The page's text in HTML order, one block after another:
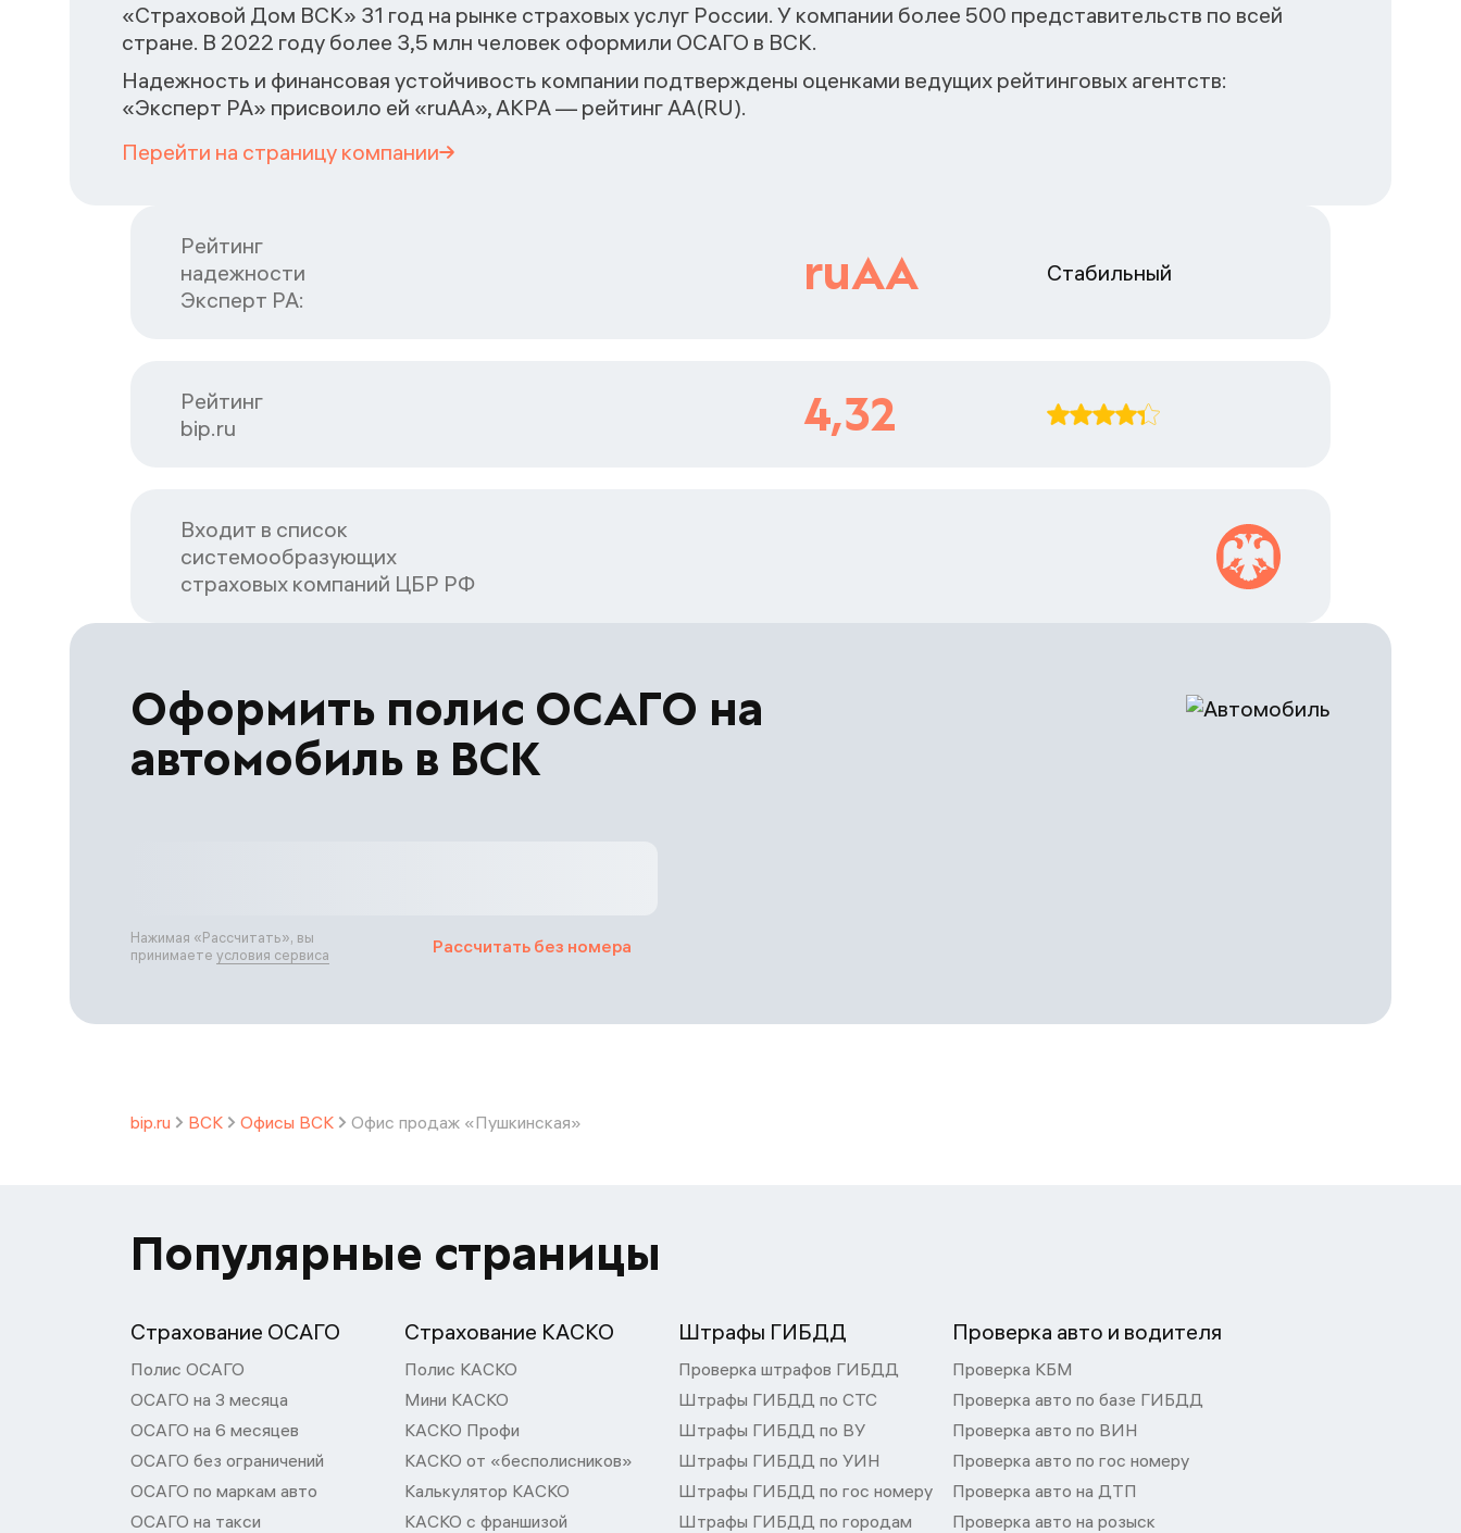
«Страховой Дом ВСК» 31 год на рынке страховых услуг России. У компании более 500 представительств по всей
стране. В 2022 году более 3,5 млн человек оформили ОСАГО в ВСК.
Надежность и финансовая устойчивость компании подтверждены оценками ведущих рейтинговых агентств:
«Эксперт РА» присвоило ей «ruAA», АКРА — рейтинг АА(RU).
Перейти на страницу компании
Рейтинг
надежности
Эксперт РА:
ruAA Стабильный
Рейтинг
bip.ru
4,32
Входит в список
системообразующих
страховых компаний ЦБP РФ
Оформить полис ОСАГО на
автомобиль в ВСК
Рассчитать без номера
Нажимая «Рассчитать», вы
принимаете условия сервиса
bip.ru ВСК Офисы ВСК Офис продаж «Пушкинская»
Популярные страницы
Страхование ОСАГО
Полис ОСАГО
ОСАГО на 3 месяца
ОСАГО на 6 месяцев
ОСАГО без ограничений
ОСАГО по маркам авто
ОСАГО на такси
Страхование КАСКО
Полис КАСКО
Мини КАСКО
КАСКО Профи
КАСКО от «бесполисников»
Калькулятор КАСКО
КАСКО с франшизой
Штрафы ГИБДД
Проверка штрафов ГИБДД
Штрафы ГИБДД по СТС
Штрафы ГИБДД по ВУ
Штрафы ГИБДД по УИН
Штрафы ГИБДД по гос номеру
Штрафы ГИБДД по городам
Проверка авто и водителя
Проверка КБМ
Проверка авто по базе ГИБДД
Проверка авто по ВИН
Проверка авто по гос номеру
Проверка авто на ДТП
Проверка авто на розыск